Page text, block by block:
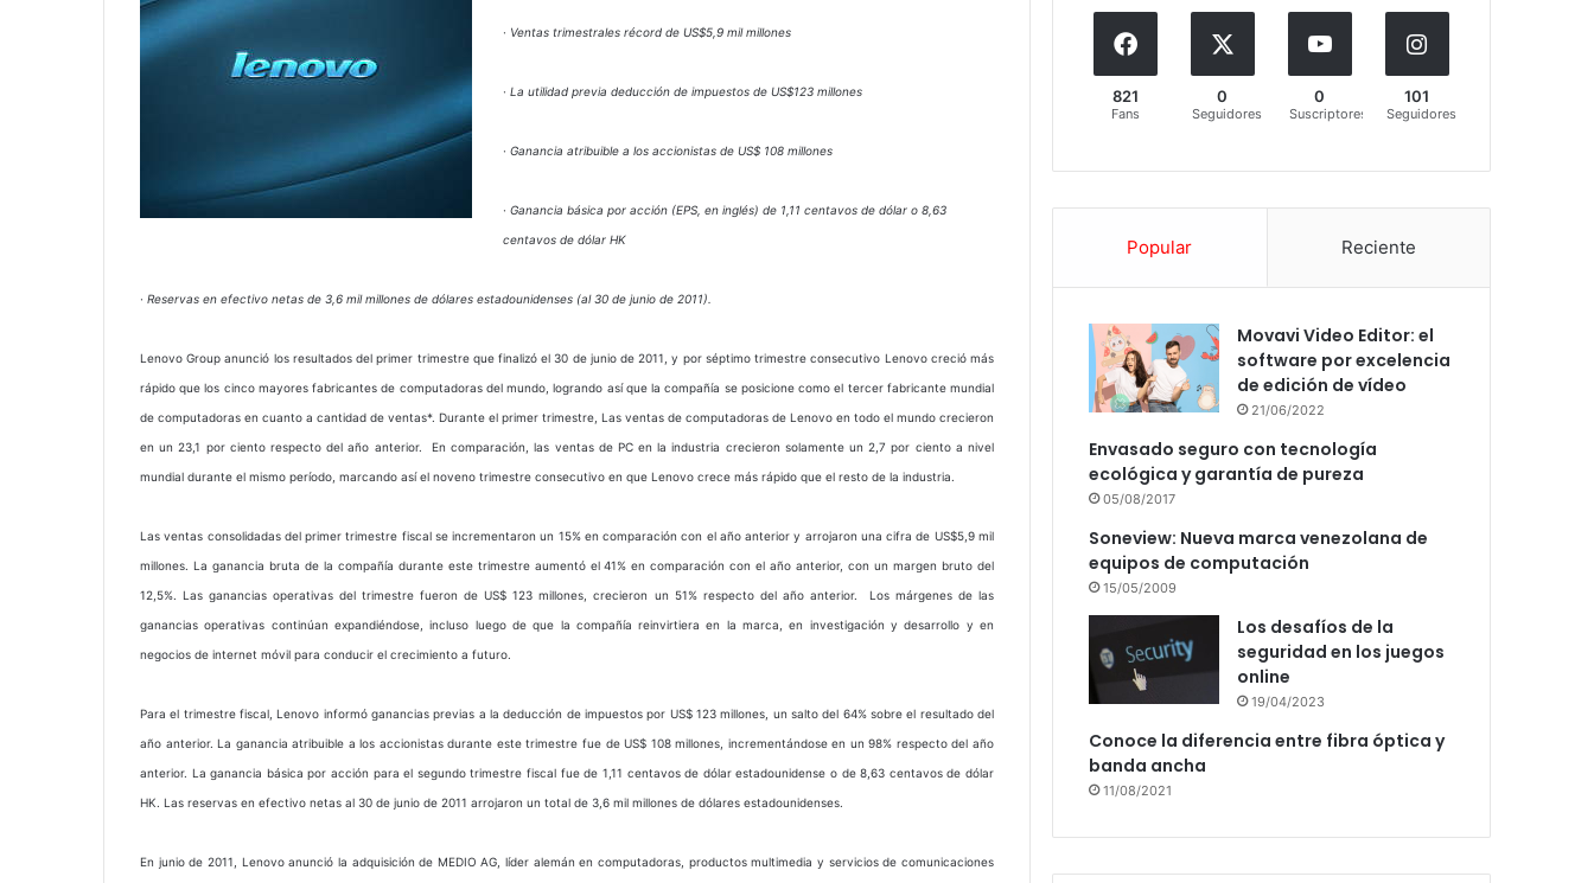
· Ventas trimestrales récord de US$5,9 mil millones
· La utilidad previa deducción de impuestos de US$123 millones
· Ganancia atribuible a los accionistas de US$ 108 millones
· Ganancia básica por acción (EPS, en inglés) de 1,11 centavos de dólar o 8,63
centavos de dólar HK
· Reservas en efectivo netas de 3,6 mil millones de dólares estadounidenses (al 30 de junio de 2011).
Lenovo Group anunció los resultados del primer trimestre que finalizó el 30 de junio de 2011, y por séptimo trimestre consecutivo Lenovo creció más
rápido que los cinco mayores fabricantes de computadoras del mundo, logrando así que la compañía se posicione como el tercer fabricante mundial
de computadoras en cuanto a cantidad de ventas*. Durante el primer trimestre, Las ventas de computadoras de Lenovo en todo el mundo crecieron
en un 23,1 por ciento respecto del año anterior. En comparación, las ventas de PC en la industria crecieron solamente un 2,7 por ciento a nivel
mundial durante el mismo período, marcando así el noveno trimestre consecutivo en que Lenovo crece más rápido que el resto de la industria.
Las ventas consolidadas del primer trimestre fiscal se incrementaron un 15% en comparación con el año anterior y arrojaron una cifra de US$5,9 mil
millones. La ganancia bruta de la compañía durante este trimestre aumentó el 41% en comparación con el año anterior, con un margen bruto del
12,5%. Las ganancias operativas del trimestre fueron de US$ 123 millones, crecieron un 51% respecto del año anterior. Los márgenes de las
ganancias operativas continúan expandiéndose, incluso luego de que la compañía reinvirtiera en la marca, en investigación y desarrollo y en
negocios de internet móvil para conducir el crecimiento a futuro.
Para el trimestre fiscal, Lenovo informó ganancias previas a la deducción de impuestos por US$ 123 millones, un salto del 64% sobre el resultado del
año anterior. La ganancia atribuible a los accionistas durante este trimestre fue de US$ 108 millones, incrementándose en un 98% respecto del año
anterior. La ganancia básica por acción para el segundo trimestre fiscal fue de 1,11 centavos de dólar estadounidense o de 8,63 centavos de dólar
HK. Las reservas en efectivo netas al 30 de junio de 2011 arrojaron un total de 3,6 mil millones de dólares estadounidenses.
En junio de 2011, Lenovo anunció la adquisición de MEDIO AG, líder alemán en computadoras, productos multimedia y servicios de comunicaciones
821
Fans
0
Seguidores
0
Suscriptores
101
Seguidores
Popular Reciente
Movavi Video Editor: el
software por excelencia
de edición de vídeo
21/06/2022
Envasado seguro con tecnología
ecológica y garantía de pureza
05/08/2017
Soneview: Nueva marca venezolana de
equipos de computación
15/05/2009
Los desafíos de la
seguridad en los juegos
online
19/04/2023
Conoce la diferencia entre fibra óptica y
banda ancha
11/08/2021